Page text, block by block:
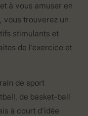
à vous amuser en
vous trouverez un
stimulants et
de l'exercice et
de sport
de basket-ball
à court d’idée